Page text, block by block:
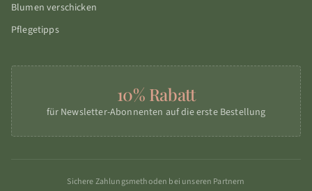
Blumen verschicken
Pflegetipps
10% Rabatt
für Newsletter-Abonnenten auf die erste Bestellung
Sichere Zahlungsmethoden bei unseren Partnern